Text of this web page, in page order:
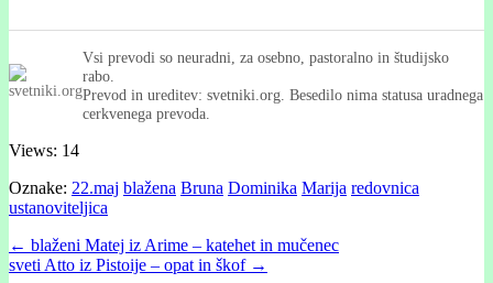
Vsi prevodi so neuradni, za osebno, pastoralno in študijsko
rabo.
Prevod in ureditev: svetniki.org. Besedilo nima statusa uradnega
cerkvenega prevoda.
Views: 14
Oznake: 22.maj blažena Bruna Dominika Marija redovnica
ustanoviteljica
Post
navigation
← blaženi Matej iz Arime – katehet in mučenec
sveti Atto iz Pistoije – opat in škof →